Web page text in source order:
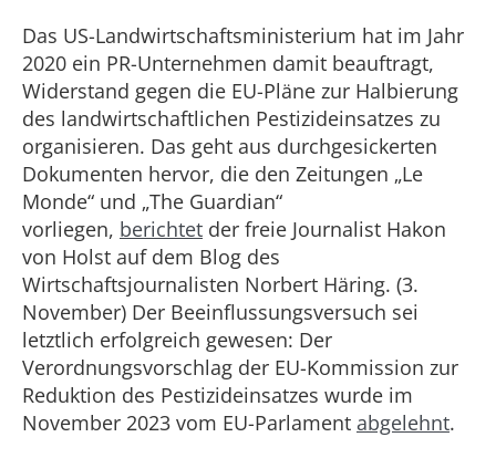
Das US-Landwirtschaftsministerium hat im Jahr
2020 ein PR-Unternehmen damit beauftragt,
Widerstand gegen die EU-Pläne zur Halbierung
des landwirtschaftlichen Pestizideinsatzes zu
organisieren. Das geht aus durchgesickerten
Dokumenten hervor, die den Zeitungen „Le
Monde“ und „The Guardian“
vorliegen, berichtet der freie Journalist Hakon
von Holst auf dem Blog des
Wirtschaftsjournalisten Norbert Häring. (3.
November) Der Beeinflussungsversuch sei
letztlich erfolgreich gewesen: Der
Verordnungsvorschlag der EU-Kommission zur
Reduktion des Pestizideinsatzes wurde im
November 2023 vom EU-Parlament abgelehnt.